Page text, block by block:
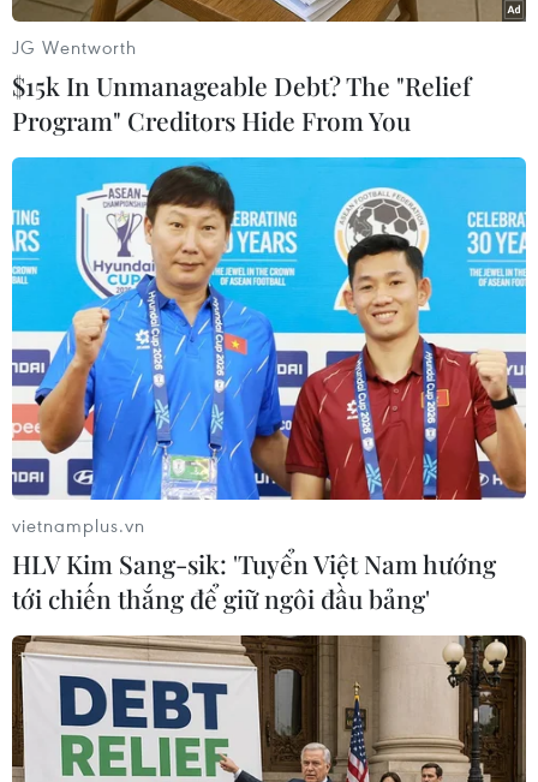
Ukraine không có phương
án dự phòng nếu bị cắt
giảm viện trợ
Dự báo trong năm 2024, ngân
sách Ukraine sẽ thâm hụt kỷ lục
43,5 tỷ USD và chính quyền nước
này có kế hoạch trang trải phần
lớn khoản thâm hụt đó bằng sự
hỗ trợ của các đồng minh phương
Tây.
(TTXVN/Vietnam+)
JG Wentworth
$15k In Unmanageable Debt? The "Relief
Program" Creditors Hide From You
vietnamplus.vn
HLV Kim Sang-sik: 'Tuyển Việt Nam hướng
tới chiến thắng để giữ ngôi đầu bảng'